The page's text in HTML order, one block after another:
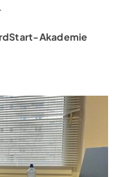
Akademie